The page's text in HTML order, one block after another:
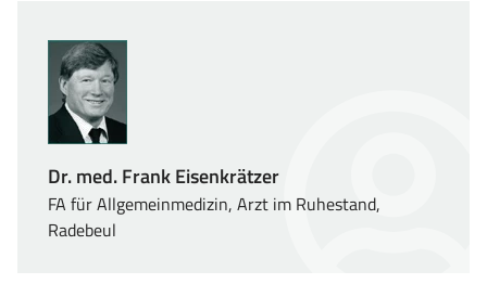
Dr. med. Frank Eisenkrätzer
FA für Allgemeinmedizin, Arzt im Ruhestand,
Radebeul